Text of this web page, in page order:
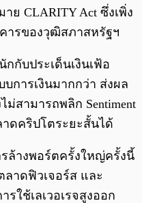
ย CLARITY Act ซึ่งเพิ่ง
ารของวุฒิสภาสหรัฐฯ
กับประเด็นเงินเฟ้อ
การเงินมากกว่า ส่งผล
สามารถพลิก Sentiment
ดคริปโตระยะสั้นได้
ล้างพอร์ตครั้งใหญ่ครั้งนี้
าดฟิวเจอร์ส และ
รใช้เลเวอเรจสูงออก